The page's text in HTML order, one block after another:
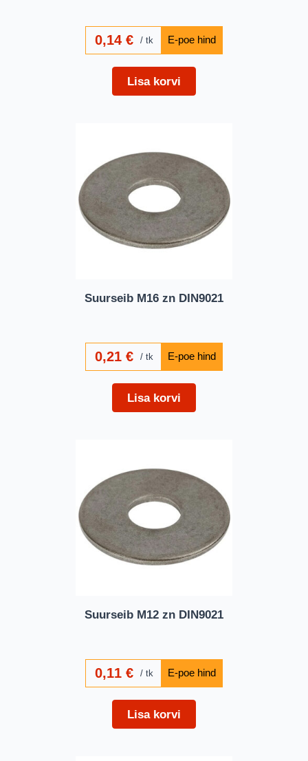
0,14€ tk
Lisa korvi
Suurseib M16 zn DIN9021
0,21€ tk
Lisa korvi
Suurseib M12 zn DIN9021
0,11€ tk
Lisa korvi